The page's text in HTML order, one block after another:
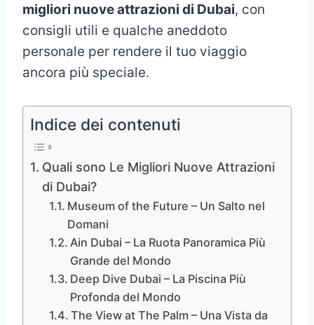
migliori nuove attrazioni di Dubai, con
consigli utili e qualche aneddoto
personale per rendere il tuo viaggio
ancora più speciale.
Indice dei contenuti
Quali sono Le Migliori Nuove Attrazioni
di Dubai?
Museum of the Future – Un Salto nel
Domani
Ain Dubai – La Ruota Panoramica Più
Grande del Mondo
Deep Dive Dubai – La Piscina Più
Profonda del Mondo
The View at The Palm – Una Vista da